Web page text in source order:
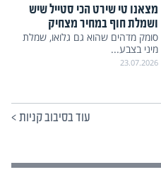
מצאנו טי שירט הכי סטייל שיש
ושמלת חוף במחיר מצחיק
סומק מדהים שהוא גם גלואו, שמלת
מיני בצבע...
23.07.2026
עוד בסיבוב קניות>